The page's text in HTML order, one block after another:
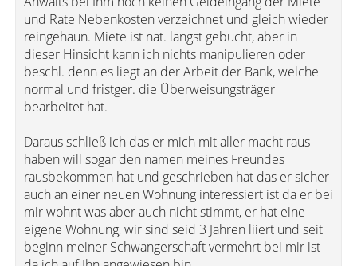
und Rate Nebenkosten verzeichnet und gleich wieder
reingehaun. Miete ist nat. längst gebucht, aber in
dieser Hinsicht kann ich nichts manipulieren oder
beschl. denn es liegt an der Arbeit der Bank, welche
normal und fristger. die Überweisungsträger
bearbeitet hat.
Daraus schließ ich das er mich mit aller macht raus
haben will sogar den namen meines Freundes
rausbekommen hat und geschrieben hat das er sicher
auch an einer neuen Wohnung interessiert ist da er bei
mir wohnt was aber auch nicht stimmt, er hat eine
eigene Wohnung, wir sind seid 3 Jahren liiert und seit
beginn meiner Schwangerschaft vermehrt bei mir ist